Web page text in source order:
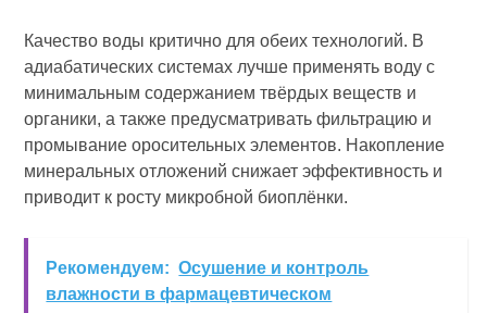
Качество воды критично для обеих технологий. В
адиабатических системах лучше применять воду с
минимальным содержанием твёрдых веществ и
органики, а также предусматривать фильтрацию и
промывание оросительных элементов. Накопление
минеральных отложений снижает эффективность и
приводит к росту микробной биоплёнки.
Рекомендуем: Осушение и контроль
влажности в фармацевтическом